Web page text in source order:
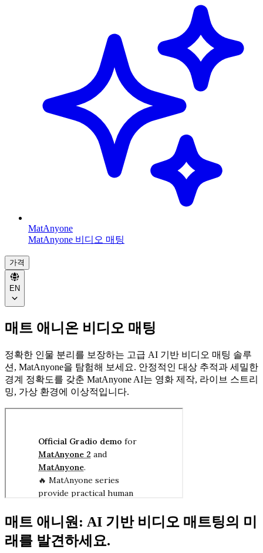
MatAnyone
MatAnyone 비디오 매팅
가격
EN
매트 애니온 비디오 매팅
정확한 인물 분리를 보장하는 고급 AI 기반 비디오 매팅 솔루
션, MatAnyone을 탐험해 보세요. 안정적인 대상 추적과 세밀한
경계 정확도를 갖춘 MatAnyone AI는 영화 제작, 라이브 스트리
밍, 가상 환경에 이상적입니다.
매트 애니원: AI 기반 비디오 매트팅의 미
래를 발견하세요.